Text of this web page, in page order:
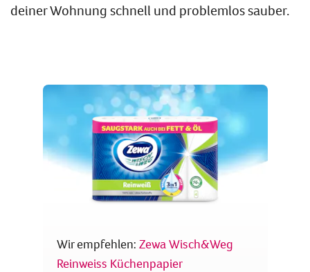
Wir empfehlen: Zewa Wisch&Weg
Reinweiss Küchenpapier
deiner Wohnung schnell und problemlos sauber.